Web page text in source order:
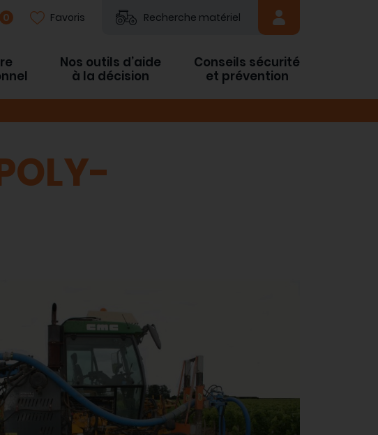
0 Favoris Recherche matériel
Nos outils d’aide
à la décision
Conseils sécurité
et prévention